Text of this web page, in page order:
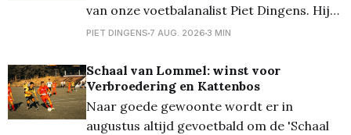
van onze voetbalanalist Piet Dingens. Hij
fileerde voor ons de ploeg die het moet
League... Lee Johnson is een toffe pee.
Laat daar geen twijfel over bestaan. Maar
in HBvL bekijkt
PIET DINGENS 7 AUG. 2026 3 MIN
Schaal van Lommel: winst voor
Verbroedering en Kattenbos
Naar goede gewoonte wordt er in
augustus altijd gevoetbald om de 'Schaal